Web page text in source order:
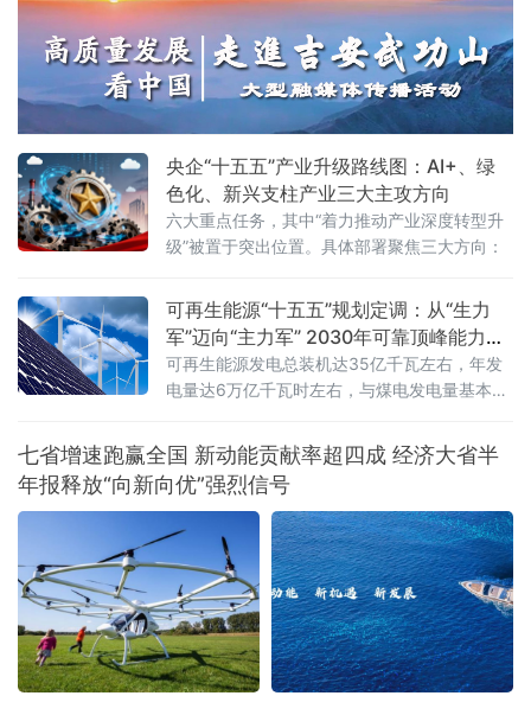
月1日起开展征收挥发性有机物环境保护税试
点，挥发性有机物将全部纳入征税范围。这标
志着我国绿色税制在大气污染治理领域迈出关
键一步。挥发性有机物是形成臭氧和细颗粒物
（PM2.5）的重要前体物，可引发雾霾、光化
央企“十五五”产业升级路线图：AI+、绿
色化、新兴支柱产业三大主攻方向
六大重点任务，其中“着力推动产业深度转型升
级”被置于突出位置。具体部署聚焦三大方向：
可再生能源“十五五”规划定调：从“生力
军”迈向“主力军” 2030年可靠顶峰能力新
增3亿千瓦
可再生能源发电总装机达35亿千瓦左右，年发
电量达6万亿千瓦时左右，与煤电发电量基本相
上，“十五五”期间全产业链总投资规模预计超过
5万亿元
七省增速跑赢全国 新动能贡献率超四成 经济大省半
年报释放“向新向优”强烈信号